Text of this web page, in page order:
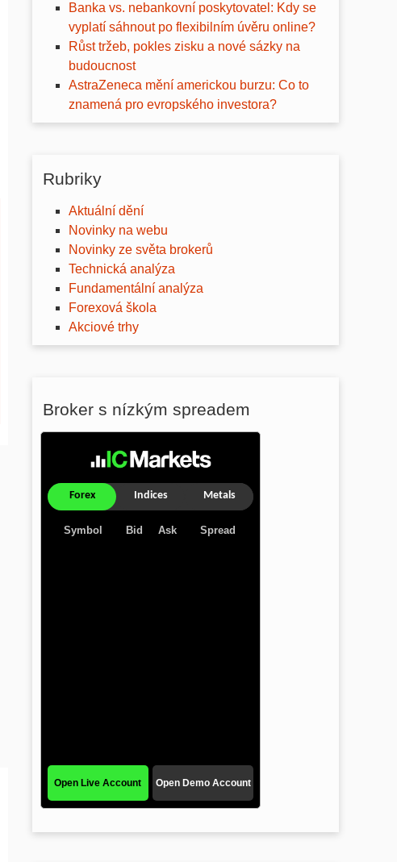
Banka vs. nebankovní poskytovatel: Kdy se
vyplatí sáhnout po flexibilním úvěru online?
Růst tržeb, pokles zisku a nové sázky na
budoucnost
AstraZeneca mění americkou burzu: Co to
znamená pro evropského investora?
Rubriky
Aktuální dění
Novinky na webu
Novinky ze světa brokerů
Technická analýza
Fundamentální analýza
Forexová škola
Akciové trhy
Broker s nízkým spreadem